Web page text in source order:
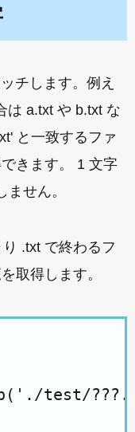
チします。例え
は a.txt や b.txt な
と一致するファ
きます。 1 文字
せん。
.txt で終わるフ
取得します。
test/